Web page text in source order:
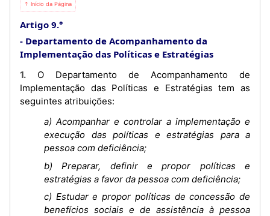
⇡ Início da Página
Artigo 9.°
Departamento de Acompanhamento da
Implementação das Políticas e Estratégias
1. O Departamento de Acompanhamento de
Implementação das Políticas e Estratégias tem as
seguintes atribuições:
a) Acompanhar e controlar a implementação e
execução das políticas e estratégias para a
pessoa com deficiência;
b) Preparar, definir e propor políticas e
estratégias a favor da pessoa com deficiência;
c) Estudar e propor políticas de concessão de
benefícios sociais e de assistência à pessoa